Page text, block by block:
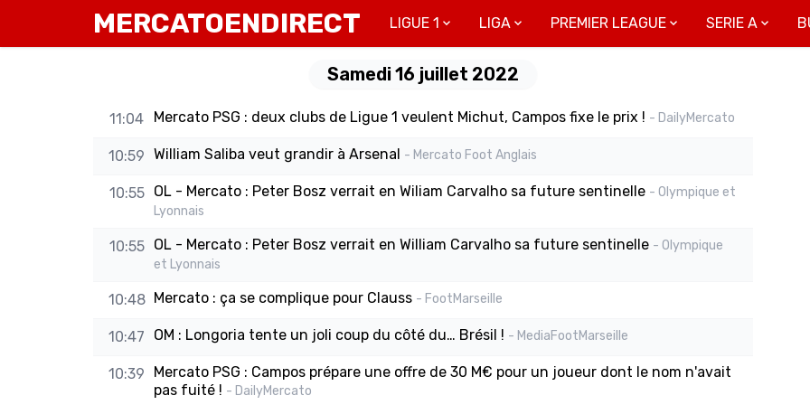
MERCATOENDIRECT LIGUE 1 LIGA PREMIER LEAGUE SERIE A
Samedi 16 juillet 2022
11:04 Mercato PSG : deux clubs de Ligue 1 veulent Michut, Campos fixe le prix ! - DailyMercato
10:59 William Saliba veut grandir à Arsenal - Mercato Foot Anglais
10:55 OL - Mercato : Peter Bosz verrait en Wiliam Carvalho sa future sentinelle - Olympique et
Lyonnais
10:55 OL - Mercato : Peter Bosz verrait en William Carvalho sa future sentinelle - Olympique
et Lyonnais
10:48 Mercato : ça se complique pour Clauss - FootMarseille
10:47 OM : Longoria tente un joli coup du côté du… Brésil ! - MediaFootMarseille
10:39
Mercato PSG : Campos prépare une offre de 30 M€ pour un joueur dont le nom n'avait
pas fuité ! - DailyMercato